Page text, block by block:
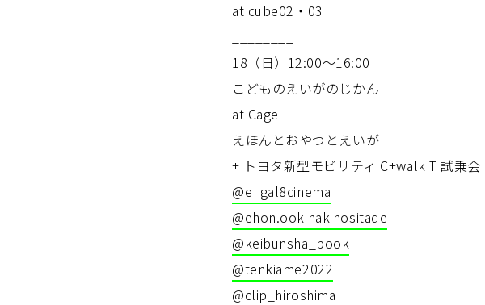
at cube02・03
18（日）12:00〜16:00
こどものえいがのじかん
at Cage
えほんとおやつとえいが
+ トヨタ新型モビリティ C+walk T 試乗会
@e_gal8cinema
@ehon.ookinakinositade
@keibunsha_book
@tenkiame2022
@clip_hiroshima